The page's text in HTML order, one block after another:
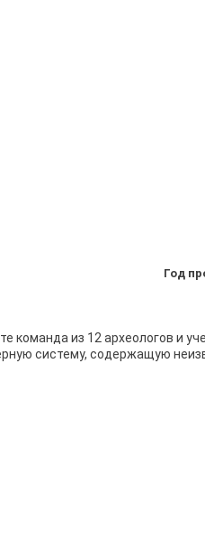
Год
команда из 12 археологов и
систему, содержащую